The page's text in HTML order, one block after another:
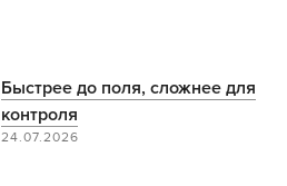
Быстрее до поля, сложнее для
контроля
24.07.2026